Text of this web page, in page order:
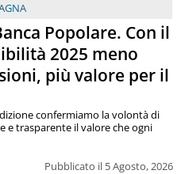
Popolare. Con il
2025 meno
più valore per il
Pubblicato il 5 Agosto, 2026
confermiamo la volontà di
e trasparente il valore che ogni